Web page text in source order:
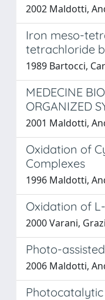
2002 Maldotti,
Iron meso-
tetrachloride
1989 Bartocci,
MEDECINE
ORGANIZED
2001 Maldotti,
Oxidation of
Complexes
1996 Maldotti,
Oxidation of
2000 Varani,
Photo-
2006 Maldotti,